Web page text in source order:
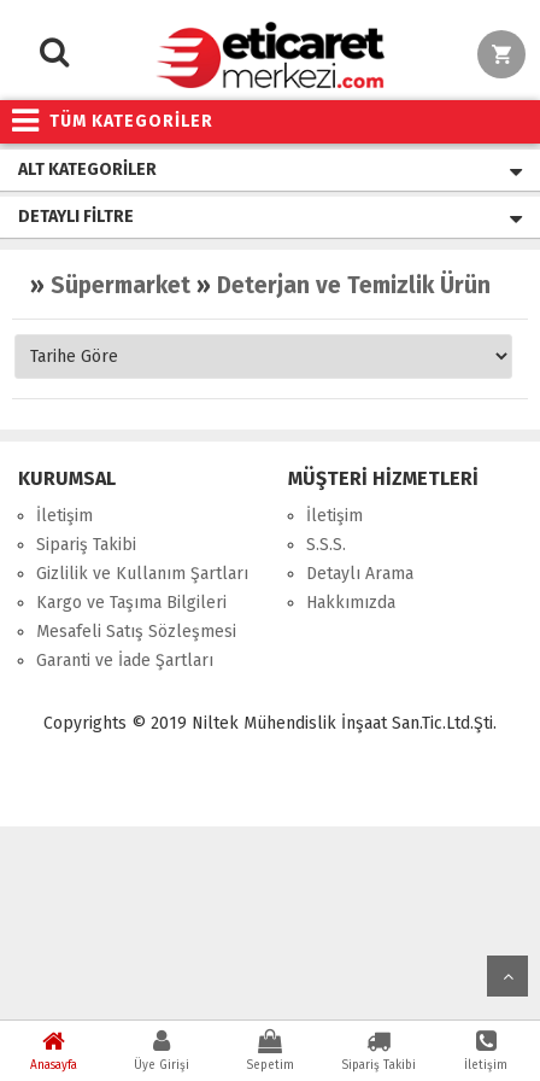
TÜM KATEGORİLER
Anasayfa Üye Girişi Sepetim Sipariş Takibi İletişim
ALT KATEGORILER
DETAYLI FILTRE
» Süpermarket » Deterjan ve Temizlik Ürünleri
KURUMSAL
İletişim
Sipariş Takibi
Gizlilik ve Kullanım Şartları
Kargo ve Taşıma Bilgileri
Mesafeli Satış Sözleşmesi
Garanti ve İade Şartları
MÜŞTERİ HİZMETLERİ
İletişim
S.S.S.
Detaylı Arama
Hakkımızda
Copyrights © 2019 Niltek Mühendislik İnşaat San.Tic.Ltd.Şti.